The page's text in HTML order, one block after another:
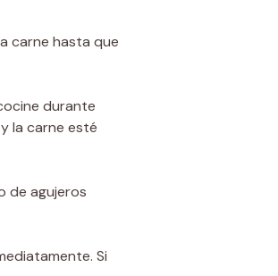
carne hasta que
durante
la carne esté
de agujeros
Si